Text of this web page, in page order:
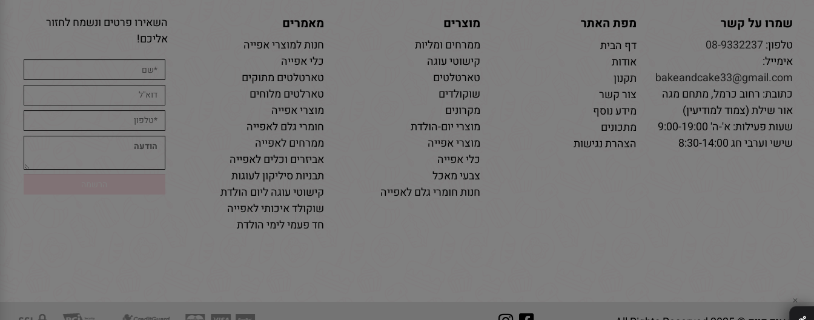
שמרו על קשר
טלפון:08-9332237
אימייל:
bakeandcake33@gmail.com
כתובת: רחוב כרמל, מתחם מגה
אור שילת (צמוד למודיעין)
שעות פעילות: א'-ה' 9:00-19:00
שישי וערבי חג 8:30-14:00
מפת האתר
דף הבית
אודות
תקנון
צור קשר
מידע נוסף
מתכונים
הצהרת נגישות
מוצרים
ממרחים ומליות
קישוטי עוגה
טארטלטים
שוקולדים
מקרונים
מוצרי יום-הולדת
מוצרי אפייה
כלי אפייה
צבעי מאכל
חנות חומרי גלם לאפייה
מאמרים
חנות למוצרי אפייה
כלי אפייה
טארטלטים מתוקים
טארלטים מלוחים
מוצרי אפייה
חומרי גלם לאפייה
ממרחים לאפייה
אביזרים וכלים לאפייה
תבניות סיליקון לעוגות
קישוטי עוגה ליום הולדת
שוקולד איכותי לאפייה
חד פעמי לימי הולדת
השאירו פרטים ונשמח לחזור
אליכם!
✕